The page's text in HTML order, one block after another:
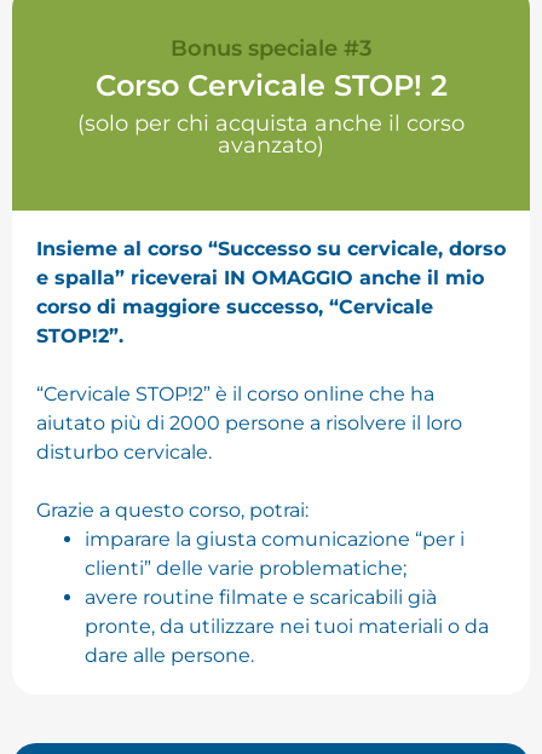
Bonus speciale #3
Corso Cervicale STOP! 2
(solo per chi acquista anche il corso
avanzato)
Insieme al corso “Successo su cervicale, dorso
e spalla” riceverai IN OMAGGIO anche il mio
corso di maggiore successo, “Cervicale
STOP!2”.
“Cervicale STOP!2” è il corso online che ha
aiutato più di 2000 persone a risolvere il loro
disturbo cervicale.
Grazie a questo corso, potrai:
imparare la giusta comunicazione “per i
clienti” delle varie problematiche;
avere routine filmate e scaricabili già
pronte, da utilizzare nei tuoi materiali o da
dare alle persone.